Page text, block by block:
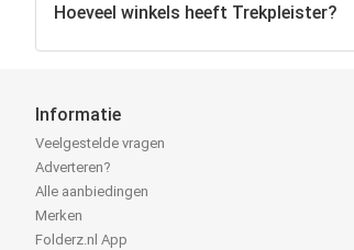
Hoeveel winkels heeft Trekpleister?
Informatie
Veelgestelde vragen
Adverteren?
Alle aanbiedingen
Merken
Folderz.nl App